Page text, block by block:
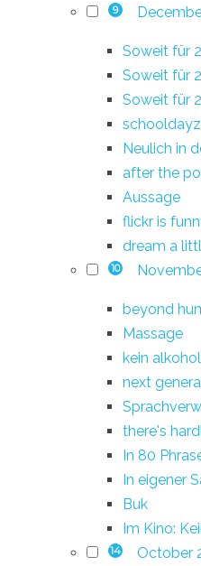
9
Soweit für
Soweit für
Soweit für
schooldayz
Neulich in
after the
Aussage
flickr is
dream a
10
beyond
Massage
kein
next
there's
In 80
In eigener
Buk
Im Kino:
14 October